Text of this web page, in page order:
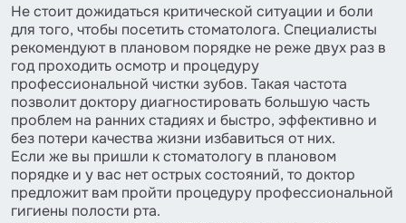
Не стоит дожидаться критической ситуации и боли
для того, чтобы посетить стоматолога. Специалисты
рекомендуют в плановом порядке не реже двух раз в
год проходить осмотр и процедуру
профессиональной чистки зубов. Такая частота
позволит доктору диагностировать большую часть
проблем на ранних стадиях и быстро, эффективно и
без потери качества жизни избавиться от них.
Если же вы пришли к стоматологу в плановом
порядке и у вас нет острых состояний, то доктор
предложит вам пройти процедуру профессиональной
гигиены полости рта.